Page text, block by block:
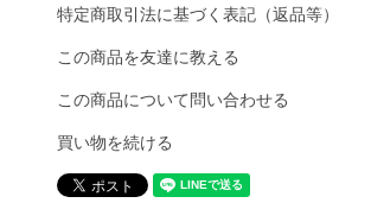
特定商取引法に基づく表記（返品等）
この商品を友達に教える
この商品について問い合わせる
買い物を続ける